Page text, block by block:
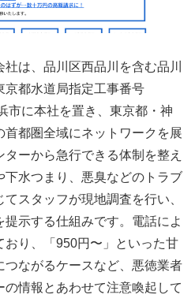
は、品川区西品川を含む品川
京都水道局指定工事番号
市に本社を置き、東京都・神
都圏全域にネットワークを展
ーから急行できる体制を整え
下水つまり、悪臭などのトラブ
スタッフが現地調査を行い、
示する仕組みです。電話によ
おり、「950円〜」といった甘
つながるケースなど、悪徳業者
情報とあわせて注意喚起して